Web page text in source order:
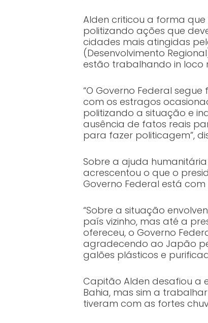
Alden criticou a forma
politizando ações que
cidades mais atingidas
(Desenvolvimento
estão trabalhando in loco
“O Governo Federal
com os estragos
politizando a situação e
ausência de fatos reais
para fazer politicagem”,
Sobre a ajuda
acrescentou o que o
Governo Federal está
“Sobre a situação
país vizinho, mas até a
ofereceu, o Governo
agradecendo ao Japão
galões plásticos e
Capitão Alden desafiou a
Bahia, mas sim a
tiveram com as fortes